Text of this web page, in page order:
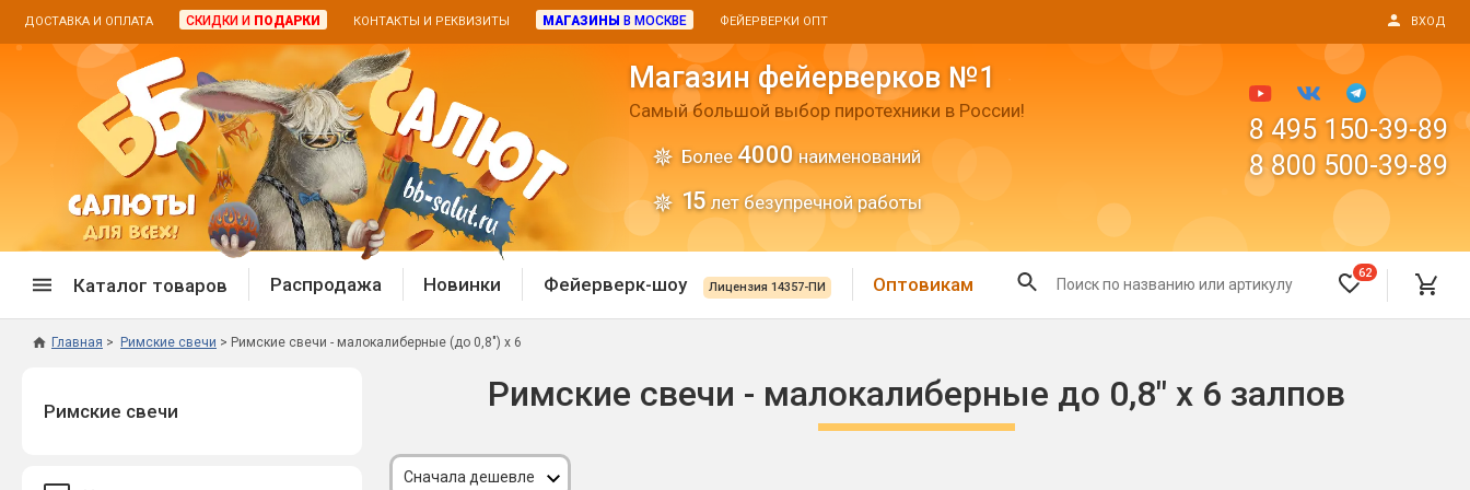
ДОСТАВКА И ОПЛАТА СКИДКИ И ПОДАРКИ КОНТАКТЫ И РЕКВИЗИТЫ МАГАЗИНЫ В МОСКВЕ ФЕЙЕРВЕРКИ ОПТ ВХОД
Магазин фейерверков №1
Самый большой выбор пиротехники в России!
Более 4000 наименований
15 лет безупречной работы
8 495 150-39-89
8 800 500-39-89
Каталог товаров
Распродажа фейерверков
Хлопушки и пневмохлопушки
Светящиеся предметы
Распродажа Новинки Фейерверк-шоу Лицензия 14357-ПИ Оптовикам
62
Главная Римские свечи Римские свечи - малокалиберные (до 0,8") х 6
Римские свечи Римские свечи - малокалиберные до 0,8" х 6 залпов
Сначала дешевле